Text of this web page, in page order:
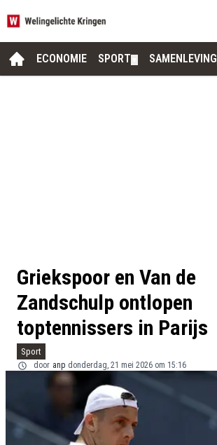
ECONOMIE SPORT SAMENLEVING
Griekspoor en Van de
Zandschulp ontlopen
toptennissers in Parijs
Sport
door anp donderdag, 21 mei 2026 om 15:16